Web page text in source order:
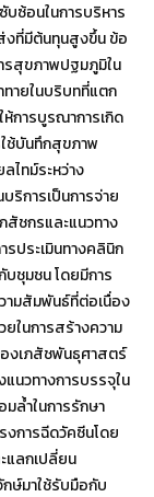
บซ้อนในการบริหาร
งที่มีต้นทุนสูงขึ้น ข้อ
รสุขภาพปฐมภูมิใน
ทายในบริบทที่แตก
การบูรณาการเกิด
ช้บันทึกสุขภาพ
ไทม์ระหว่าง
ริการเป็นการจ่าย
ชกรและแนวทาง
ประเมินทางคลินิก
ชุมชน โดยมีการ
ามสัมพันธ์ที่ต่อเนื่อง
ในการสร้างความ
องเภสัชพันธุศาสตร์
นวทางการบรรจุใน
มล้ำในการรักษา
งการฉีดวัคซีนโดย
แลกเปลี่ยน
กษ์มาใช้รับมือกับ